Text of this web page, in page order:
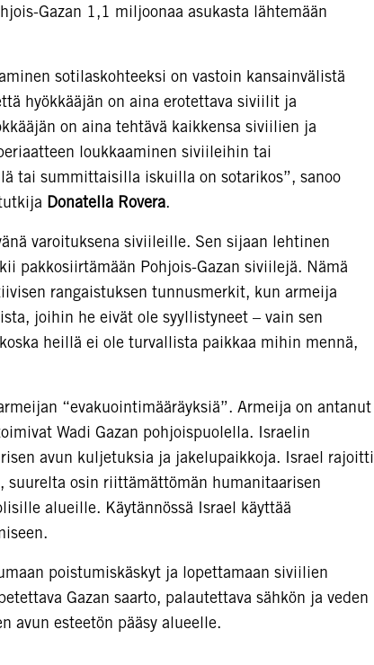
Gazan 1,1 miljoonaa asukasta lähtemään
sotilaskohteeksi on vastoin kansainvälistä
hyökkääjän on aina erotettava siviilit ja
on aina tehtävä kaikkensa siviilien ja
loukkaaminen siviileihin tai
tai summittaisilla iskuilla on sotarikos”, sanoo
Donatella Rovera.
varoituksena siviileille. Sen sijaan lehtinen
pakkosiirtämään Pohjois-Gazan siviilejä. Nämä
rangaistuksen tunnusmerkit, kun armeija
joihin he eivät ole syyllistyneet – vain sen
heillä ei ole turvallista paikkaa mihin mennä,
“evakuointimääräyksiä”. Armeija on antanut
Wadi Gazan pohjoispuolella. Israelin
avun kuljetuksia ja jakelupaikkoja. Israel rajoitti
suurelta osin riittämättömän humanitaarisen
alueille. Käytännössä Israel käyttää
poistumiskäskyt ja lopettamaan siviilien
Gazan saarto, palautettava sähkön ja veden
avun esteetön pääsy alueelle.